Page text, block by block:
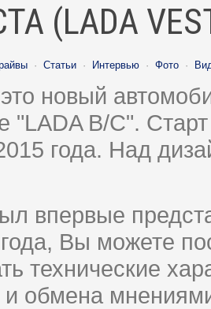
(LADA
· Статьи · Интервью · Фото ·
новый
"LADA B/C".
года. Над
впервые
Вы можете
технические
обмена